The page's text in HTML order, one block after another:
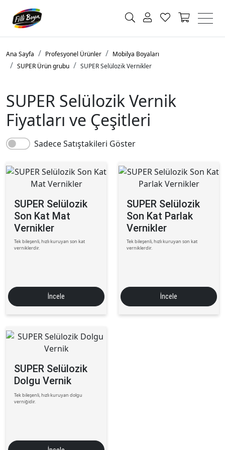
Ana Sayfa Profesyonel Ürünler
Mobilya Boyaları
SUPER Ürün grubu
SUPER Selülozik Vernikler
SUPER Selülozik Vernik
Fiyatları ve Çeşitleri
Sadece Satıştakileri Göster
SUPER Selülozik
Son Kat Mat
Vernikler
Tek bileşenli, hızlı kuruyan son kat
verniklerdir.
İncele
SUPER Selülozik
Son Kat Parlak
Vernikler
Tek bileşenli, hızlı kuruyan son kat
verniklerdir.
İncele
SUPER Selülozik
Dolgu Vernik
Tek bileşenli, hızlı kuruyan dolgu
verniğidir.